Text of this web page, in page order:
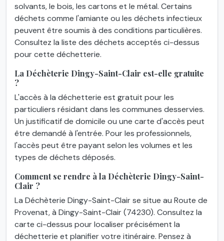
solvants, le bois, les cartons et le métal. Certains
déchets comme l'amiante ou les déchets infectieux
peuvent être soumis à des conditions particulières.
Consultez la liste des déchets acceptés ci-dessus
pour cette déchetterie.
La Déchèterie Dingy-Saint-Clair est-elle gratuite
?
L'accès à la déchetterie est gratuit pour les
particuliers résidant dans les communes desservies.
Un justificatif de domicile ou une carte d'accès peut
être demandé à l'entrée. Pour les professionnels,
l'accès peut être payant selon les volumes et les
types de déchets déposés.
Comment se rendre à la Déchèterie Dingy-Saint-
Clair ?
La Déchèterie Dingy-Saint-Clair se situe au Route de
Provenat, à Dingy-Saint-Clair (74230). Consultez la
carte ci-dessus pour localiser précisément la
déchetterie et planifier votre itinéraire. Pensez à